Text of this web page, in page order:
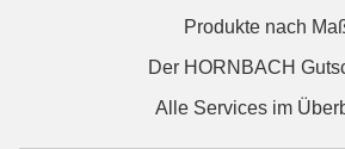
Produkte nach
Der HORNBACH
Alle Services im